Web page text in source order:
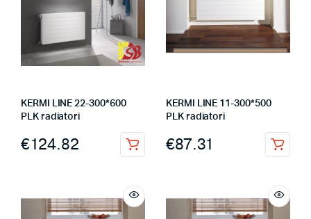
KERMI LINE 22-300*600
PLK radiatori
€124.82
KERMI LINE 11-300*500
PLK radiatori
€87.31